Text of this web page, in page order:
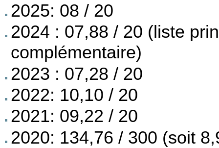
2025: 08 / 20
2024 : 07,88 / 20 (liste
complémentaire)
2023 : 07,28 / 20
2022: 10,10 / 20
2021: 09,22 / 20
2020: 134,76 / 300 (soit